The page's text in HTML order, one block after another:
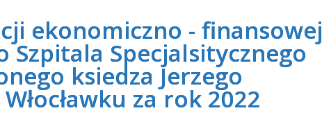
ekonomiczno - finansowej
Szpitala Specjalsitycznego
ksiedza Jerzego
za rok 2022